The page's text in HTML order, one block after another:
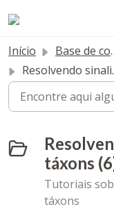
Início Base de conhecimento
Resolvendo sinalizações de táxons
táxons
Tutoriais
táxons